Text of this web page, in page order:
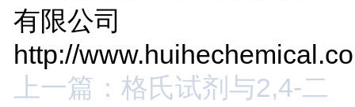
有限公司
http://
上一篇：格氏试剂与2,4-二